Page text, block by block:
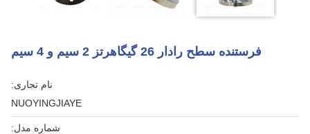
فرستنده سطح رادار 26 گیگاهرتز 2 سیم و 4 سیم
نام تجاری:
NUOYINGJIAYE
شماره مدل: